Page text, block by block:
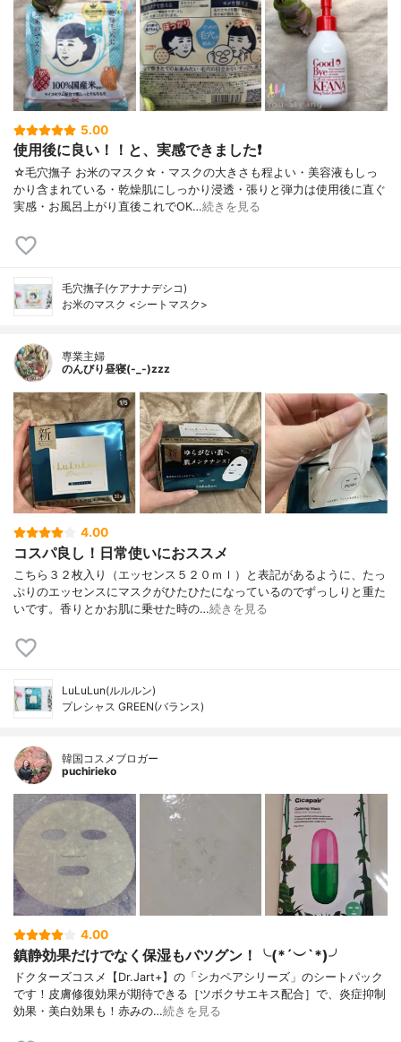
5.00
使用後に良い！！と、実感できました❗
☆毛穴撫子 お米のマスク☆・マスクの大きさも程よい・美容液もしっ
かり含まれている・乾燥肌にしっかり浸透・張りと弾力は使用後に直ぐ
実感・お風呂上がり直後これでOK…続きを見る
毛穴撫子(ケアナナデシコ)
お米のマスク <シートマスク>
専業主婦
のんびり昼寝(-_-)zzz
4.00
コスパ良し！日常使いにおススメ
こちら３２枚入り（エッセンス５２０ｍｌ）と表記があるように、たっ
ぷりのエッセンスにマスクがひたひたになっているのでずっしりと重た
いです。香りとかお肌に乗せた時の…続きを見る
LuLuLun(ルルルン)
プレシャス GREEN(バランス)
韓国コスメブロガー
puchirieko
4.00
鎮静効果だけでなく保湿もバツグン！╰(*´︶`*)╯
ドクターズコスメ【Dr.Jart+】の「シカペアシリーズ」のシートパック
です！皮膚修復効果が期待できる［ツボクサエキス配合］で、炎症抑制
効果・美白効果も！赤みの…続きを見る